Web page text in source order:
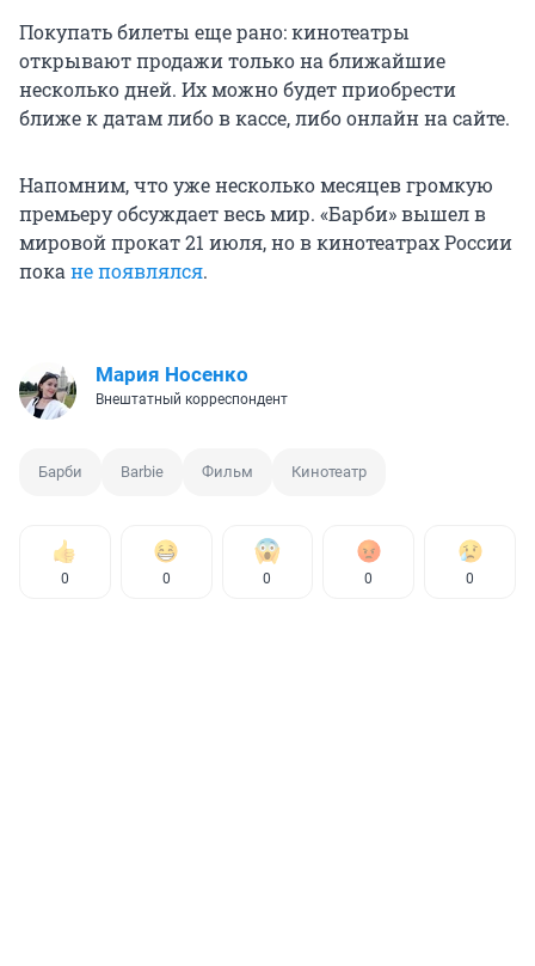
Покупать билеты еще рано: кинотеатры
открывают продажи только на ближайшие
несколько дней. Их можно будет приобрести
ближе к датам либо в кассе, либо онлайн на сайте.
Напомним, что уже несколько месяцев громкую
премьеру обсуждает весь мир. «Барби» вышел в
мировой прокат 21 июля, но в кинотеатрах России
пока не появлялся.
Мария Носенко
Внештатный корреспондент
Барби Barbie Фильм Кинотеатр
0 0 0 0 0